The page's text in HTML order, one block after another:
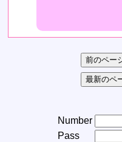
Number
Pass